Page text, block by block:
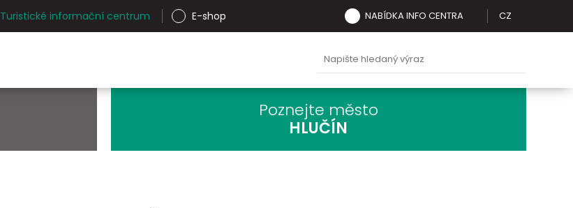
Turistické informační centrum E-shop NABÍDKA INFO CENTRA CZ
Poznejte město
HLUČÍN